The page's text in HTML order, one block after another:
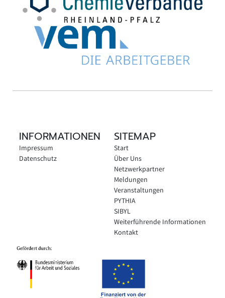
INFORMATIONEN
Impressum
Datenschutz
SITEMAP
Start
Über Uns
Netzwerkpartner
Meldungen
Veranstaltungen
PYTHIA
SIBYL
Weiterführende Informationen
Kontakt